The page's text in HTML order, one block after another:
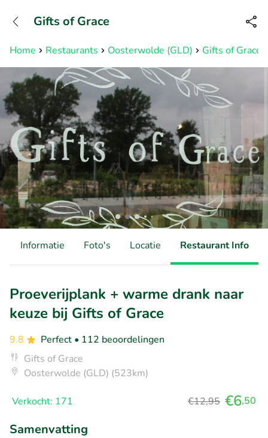
Bereikbaar tot 23:00 uur
Home Restaurants Oosterwolde (GLD) Gifts of Grace
Gifts of Grace
Informatie Foto's Locatie Restaurant Info
Proeverijplank + warme drank naar
keuze bij Gifts of Grace
9.8 Perfect • 112 beoordelingen
Gifts of Grace
Oosterwolde (GLD) (523km)
Verkocht: 171 €12,95 €6,50
Samenvatting